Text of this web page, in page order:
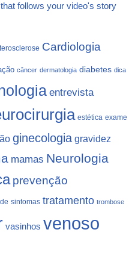
follows your video's story
Cardiologia
câncer dermatologia diabetes dica
entrevista
estética exame
ginecologia gravidez
mamas Neurologia
prevenção
sintomas tratamento trombose
vasinhos venoso